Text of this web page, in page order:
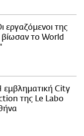
εργαζόμενοι της
το World
City
της Le Labo